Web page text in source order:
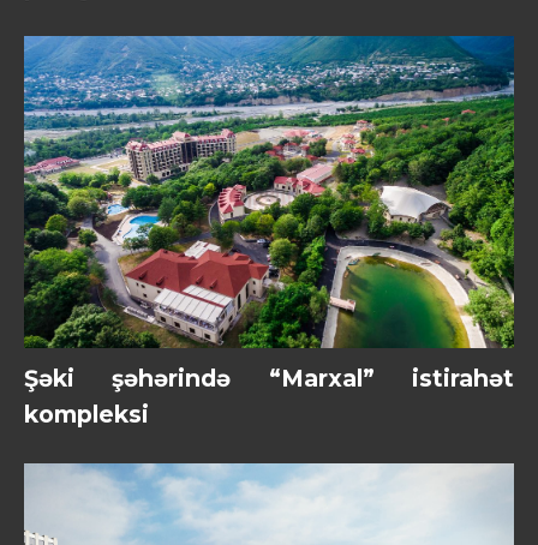
Şəki şəhərində “Marxal” istirahət
kompleksi